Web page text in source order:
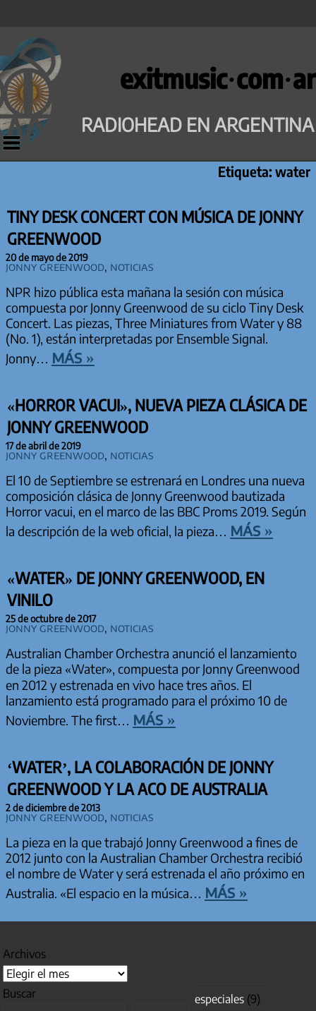
Saltar
al
contenido
exitmusic·com·ar
RADIOHEAD EN ARGENTINA
Etiqueta:water
TINY DESK CONCERT CON MÚSICA DE JONNY
GREENWOOD
20 de mayo de 2019
Jonny Greenwood, Noticias
NPR hizo pública esta mañana la sesión con música
compuesta por Jonny Greenwood de su ciclo Tiny Desk
Concert. Las piezas, Three Miniatures from Water y 88
(No. 1), están interpretadas por Ensemble Signal.
Jonny… más »
«HORROR VACUI», NUEVA PIEZA CLÁSICA DE
JONNY GREENWOOD
17 de abril de 2019
Jonny Greenwood, Noticias
El 10 de Septiembre se estrenará en Londres una nueva
composición clásica de Jonny Greenwood bautizada
Horror vacui, en el marco de las BBC Proms 2019. Según
la descripción de la web oficial, la pieza… más »
«WATER» DE JONNY GREENWOOD, EN
VINILO
25 de octubre de 2017
Jonny Greenwood, Noticias
Australian Chamber Orchestra anunció el lanzamiento
de la pieza «Water», compuesta por Jonny Greenwood
en 2012 y estrenada en vivo hace tres años. El
lanzamiento está programado para el próximo 10 de
Noviembre. The first… más »
‘WATER’, LA COLABORACIÓN DE JONNY
GREENWOOD Y LA ACO DE AUSTRALIA
2 de diciembre de 2013
Jonny Greenwood, Noticias
La pieza en la que trabajó Jonny Greenwood a fines de
2012 junto con la Australian Chamber Orchestra recibió
el nombre de Water y será estrenada el año próximo en
Australia. «El espacio en la música… más »
Archivos
Buscar
especiales (9)